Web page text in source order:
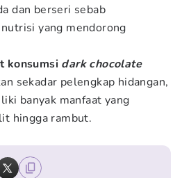
dan berseri sebab
yang mendorong
konsumsi dark chocolate
sekadar pelengkap hidangan,
banyak manfaat yang
hingga rambut.